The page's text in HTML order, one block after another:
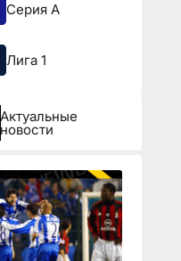
Серия А
Лига 1
Актуальные
новости